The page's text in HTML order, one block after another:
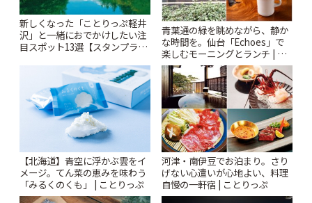
新しくなった「ことりっぷ軽井
沢」と一緒におでかけしたい注
目スポット13選【スタンプラリ
青葉通の緑を眺めながら、静か
な時間を。仙台「Echoes」で
楽しむモーニングとランチ | こ
とりっぷ
【北海道】青空に浮かぶ雲をイ
メージ。てん菜の恵みを味わう
「みるくのくも」 | ことりっぷ
河津・南伊豆でお泊まり。さり
げない心遣いが心地よい、料理
自慢の一軒宿 | ことりっぷ